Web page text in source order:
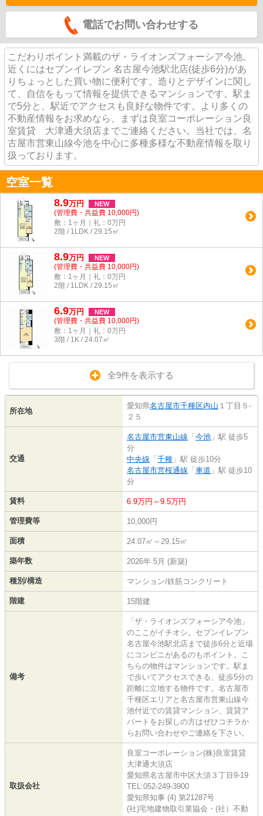
電話でお問い合わせする
こだわりポイント満載のザ・ライオンズフォーシア今池。
近くにはセブンイレブン 名古屋今池駅北店(徒歩6分)があ
りちょっとした買い物に便利です。造りとデザインに関し
て、自信をもって情報を提供できるマンションです。駅ま
で5分と、駅近でアクセスも良好な物件です。より多くの
不動産情報をお求めなら、まずは良室コーポレーション良
室賃貸 大津通大須店までご連絡ください。当社では、名
古屋市営東山線今池を中心に多種多様な不動産情報を取り
扱っております。
空室一覧
8.9万円 NEW
(管理費・共益費 10,000円)
敷：1ヶ月｜礼：0万円
2階 / 1LDK / 29.15㎡
8.9万円 NEW
(管理費・共益費 10,000円)
敷：1ヶ月｜礼：0万円
2階 / 1LDK / 29.15㎡
6.9万円 NEW
(管理費・共益費 10,000円)
敷：1ヶ月｜礼：0万円
3階 / 1K / 24.07㎡
全9件を表示する
所在地
愛知県名古屋市千種区内山 １丁目５-
２５
交通
名古屋市営東山線 「 今池 」駅 徒歩5
分
中央線 「 千種 」駅 徒歩10分
名古屋市営桜通線 「 車道 」駅 徒歩10
分
賃料 6.9万円～9.5万円
管理費等 10,000円
面積 24.07㎡～29.15㎡
築年数 2026年 5月 (新築)
種別/構造 マンション/鉄筋コンクリート
階建 15階建
備考
「ザ・ライオンズフォーシア今池」
のここがイチオシ。セブンイレブン
名古屋今池駅北店まで徒歩6分と近場
にコンビニがあるのもポイント。こ
ちらの物件はマンションです。駅ま
で歩いてアクセスできる、徒歩5分の
距離に立地する物件です。名古屋市
千種区エリアと名古屋市営東山線今
池付近での賃貸マンション、賃貸ア
パートをお探しの方はぜひコチラか
らお問い合わせやご連絡を下さい。
取扱会社
良室コーポレーション(株)良室賃貸
大津通大須店
愛知県名古屋市中区大須３丁目9-19
TEL:052-249-3900
愛知県知事 (4) 第21287号
(社)宅地建物取引業協会・(社）不動